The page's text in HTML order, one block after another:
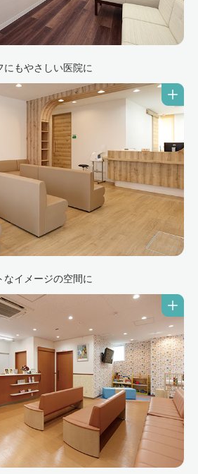
にもやさしい医院に
なイメージの空間に